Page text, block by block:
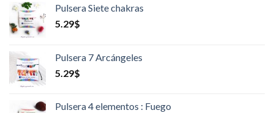
Pulsera Siete chakras
5.29$
Pulsera 7 Arcángeles
5.29$
Pulsera 4 elementos : Fuego